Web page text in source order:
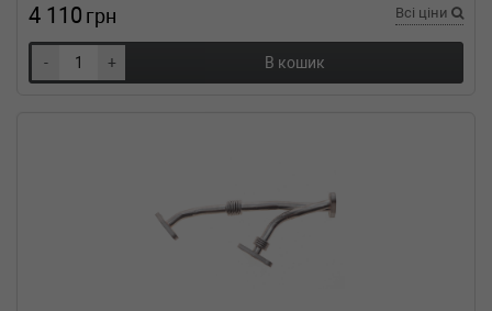
4 110 грн Всі ціни
- + В кошик